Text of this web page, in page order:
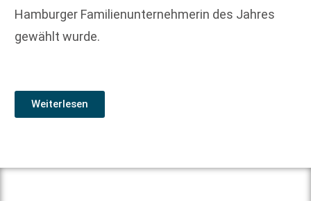
Hamburger Familienunternehmerin des Jahres
gewählt wurde.
Weiterlesen